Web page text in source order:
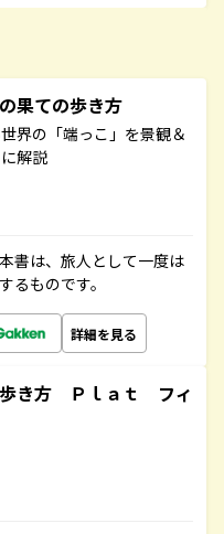
果ての歩き方
界の「端っこ」を景観＆
解説
書は、旅人として一度は
るものです。
詳細を見る
き方 Ｐｌａｔ フィ